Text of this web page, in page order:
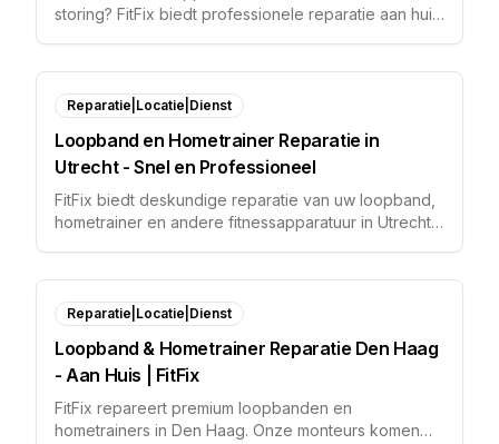
storing? FitFix biedt professionele reparatie aan huis
Reparatie|Locatie|Dienst
Loopband en Hometrainer Reparatie in
Utrecht - Snel en Professioneel
FitFix biedt deskundige reparatie van uw loopband,
hometrainer en andere fitnessapparatuur in Utrecht
Reparatie|Locatie|Dienst
Loopband & Hometrainer Reparatie Den Haag
- Aan Huis | FitFix
FitFix repareert premium loopbanden en
hometrainers in Den Haag. Onze monteurs komen